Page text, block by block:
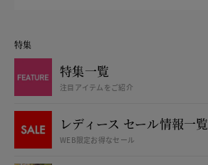
特集
特集一覧
注目アイテムをご紹介
レディース セール情報一覧
WEB限定お得なセール